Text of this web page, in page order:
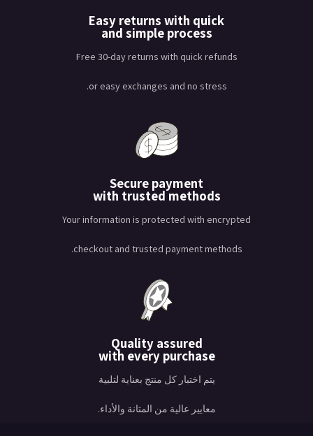
Easy returns with quick
and simple process
Free 30-day returns with quick refunds
or easy exchanges and no stress.
Secure payment
with trusted methods
Your information is protected with encrypted
checkout and trusted payment methods.
Quality assured
with every purchase
يتم اختبار كل منتج بعناية لتلبية
معايير عالية من المتانة والأداء.